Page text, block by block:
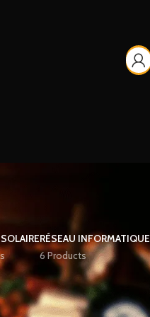
RÉSEAU INFORMATIQUE
6 Products
12
18 24